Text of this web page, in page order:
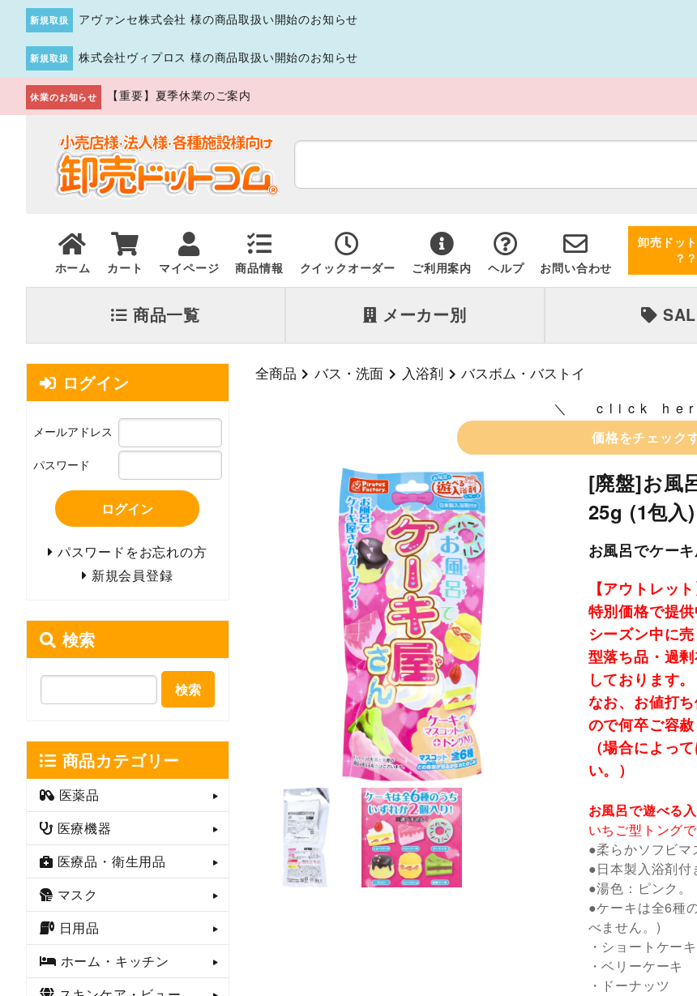
新規取扱 アヴァンセ株式会社 様の商品取扱い開始のお知らせ
新規取扱 株式会社ヴィプロス 様の商品取扱い開始のお知らせ
休業のお知らせ 【重要】夏季休業のご案内
ホーム カート マイページ 商品情報 クイックオーダー ご利用案内 ヘルプ お問い合わせ
卸売ドッ
？
商品一覧 メーカー別
全商品 バス・洗面 入浴剤 バスボム・バストイ
click
価格をチェック
[廃盤]お風
25g (1包入)
お風呂でケー
【アウトレット
特別価格で提
シーズン中に
型落ち品・過
しております。
なお、お値打
ので何卒ご容赦
（場合によっ
い。）
お風呂で遊べる
いちご型トング
●柔らかソフビマ
●日本製入浴剤付
●湯色：ピンク。
●ケーキは全6種
べません。)
・ショートケーキ
・ベリーケーキ
・ドーナッツ
ログイン
メールアドレス
パスワード
ログイン
パスワードをお忘れの方
新規会員登録
検索
検索
商品カテゴリー
医薬品
医療機器
医療品・衛生用品
マスク
日用品
ホーム・キッチン